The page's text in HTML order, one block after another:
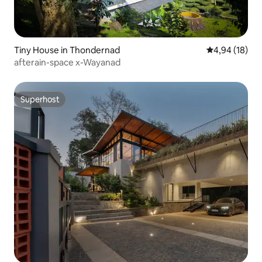
Tiny House in Thondernad
4,94 (18)
afterain-space x-Wayanad
Superhost
Superhost